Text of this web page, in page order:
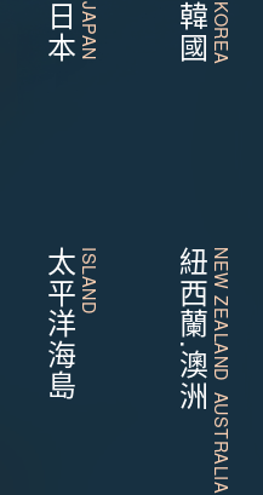
日本JAPAN 韓國KOREA
太平洋海島ISLAND 紐西蘭.澳洲NEW ZEALAND AUSTRALIA